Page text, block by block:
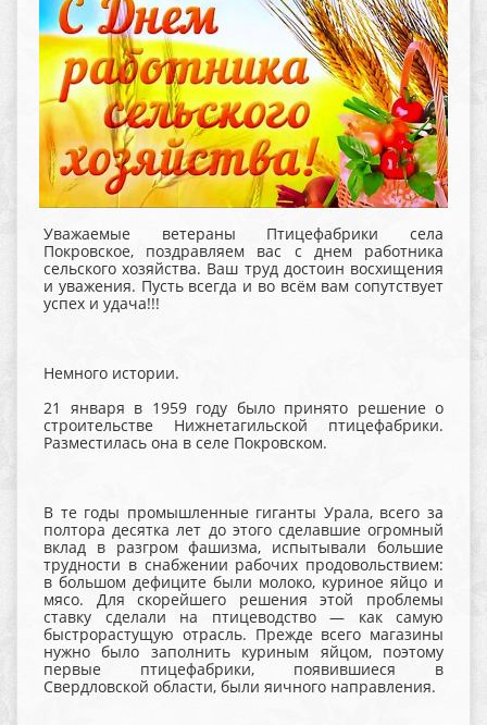
Уважаемые ветераны Птицефабрики села
Покровское, поздравляем вас с днем работника
сельского хозяйства. Ваш труд достоин восхищения
и уважения. Пусть всегда и во всём вам сопутствует
успех и удача!!!
Немного истории.
21 января в 1959 году было принято решение о
строительстве Нижнетагильской птицефабрики.
Разместилась она в селе Покровском.
В те годы промышленные гиганты Урала, всего за
полтора десятка лет до этого сделавшие огромный
вклад в разгром фашизма, испытывали большие
трудности в снабжении рабочих продовольствием:
в большом дефиците были молоко, куриное яйцо и
мясо. Для скорейшего решения этой проблемы
ставку сделали на птицеводство — как самую
быстрорастущую отрасль. Прежде всего магазины
нужно было заполнить куриным яйцом, поэтому
первые птицефабрики, появившиеся в
Свердловской области, были яичного направления.